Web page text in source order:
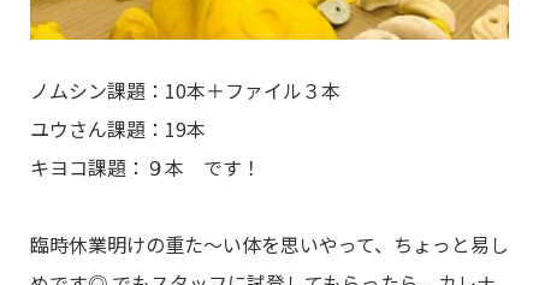
ノムシン課題：10本＋ファイル３本
ユウさん課題：19本
キヨコ課題：９本 です！
臨時休業明けの重た～い体を思いやって、ちょっと易し